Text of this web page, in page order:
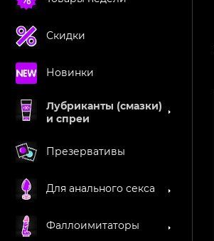
Скидки
Новинки
Лубриканты (смазки)
и спреи
Презервативы
Для анального секса
Фаллоимитаторы